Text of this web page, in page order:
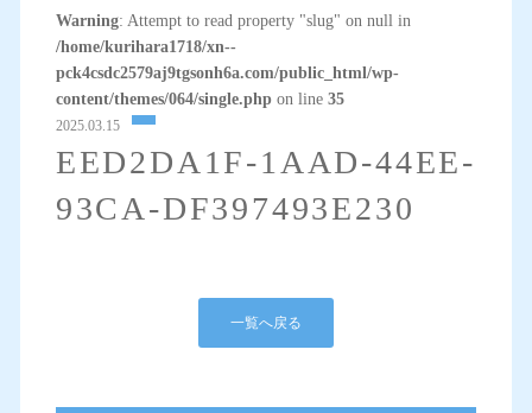
Warning: Attempt to read property "slug" on null in
/home/kurihara1718/xn--
pck4csdc2579aj9tgsonh6a.com/public_html/wp-
content/themes/064/single.phpon line 35
2025.03.15
EED2DA1F-1AAD-44EE-
93CA-DF397493E230
一覧へ戻る